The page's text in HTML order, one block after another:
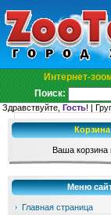
Интернет-
Поиск:
Здравствуйте, Гость! |
Корзина
Ваша корзина
Меню
Главная страница